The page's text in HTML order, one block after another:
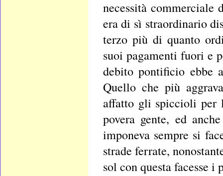
necessità commerciale
era di sì straordinario
terzo più di quanto
suoi pagamenti fuori e
debito pontificio ebbe
Quello che più
affatto gli spiccioli per
povera gente, ed
imponeva sempre si
strade ferrate,
sol con questa facesse